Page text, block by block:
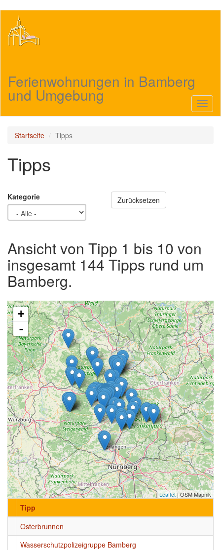
Inhalt
Ferienwohnungen in Bamberg
und Umgebung
Startseite Tipps
Tipps
Kategorie Zurücksetzen
Ansicht von Tipp 1 bis 10 von
insgesamt 144 Tipps rund um
Bamberg.
+
-
Leaflet | OSM Mapnik
Tipp
Osterbrunnen
Wasserschutzpolizeigruppe Bamberg